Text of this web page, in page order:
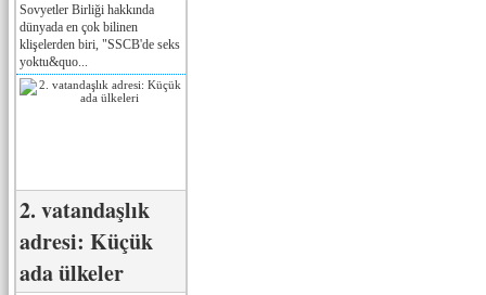
Sovyetler Birliği hakkında
dünyada en çok bilinen
klişelerden biri, "SSCB'de seks
yoktu&quo...
2. vatandaşlık
adresi: Küçük
ada ülkeler